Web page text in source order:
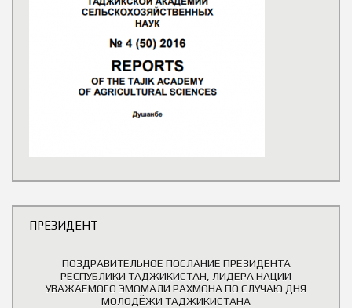
ПРЕЗИДЕНТ
ПОЗДРАВИТЕЛЬНОЕ ПОСЛАНИЕ ПРЕЗИДЕНТА
РЕСПУБЛИКИ ТАДЖИКИСТАН, ЛИДЕРА НАЦИИ
УВАЖАЕМОГО ЭМОМАЛИ РАХМОНА ПО СЛУЧАЮ ДНЯ
МОЛОДЁЖИ ТАДЖИКИСТАНА